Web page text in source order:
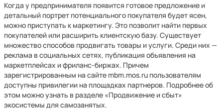
Когда у предпринимателя появится готовое предложение и
детальный портрет потенциального покупателя будет ясен,
можно приступать к маркетингу. Это позволит найти первых
покупателей или расширить клиентскую базу. Существует
множество способов продвигать товары и услуги. Среди них —
реклама в социальных сетях, публикация объявления на
маркетплейсах и фриланс-биржах. Причем
зарегистрированным на сайте mbm.mos.ru пользователям
доступны привилегии на площадках партнеров. Подробнее об
этом можно узнать в разделе «Продвижение и сбыт»
экосистемы для самозанятых.